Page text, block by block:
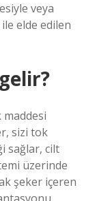
veya
elde edilen
maddesi
sizi tok
sağlar, cilt
üzerinde
şeker içeren